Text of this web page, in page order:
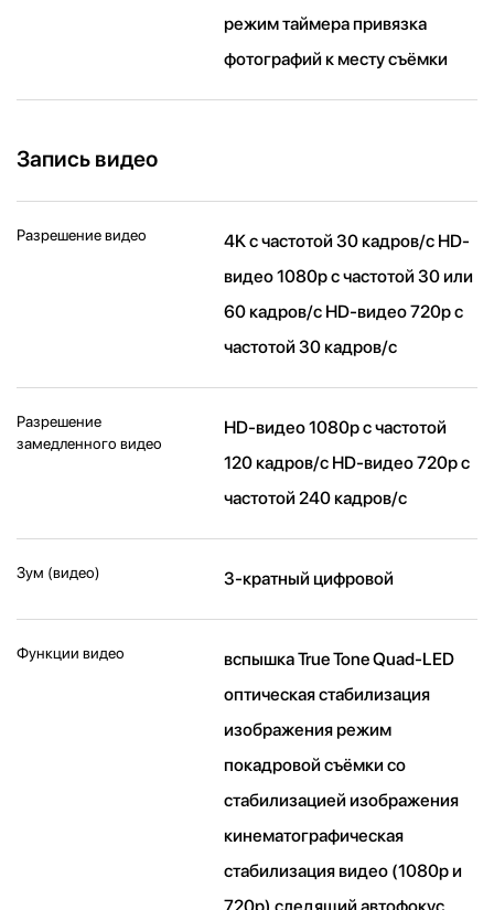
режим таймера привязка
фотографий к месту съёмки
Запись видео
Разрешение видео
4K с частотой 30 кадров/ с HD-
видео 1080p с частотой 30 или
60 кадров/ с HD-видео 720p с
частотой 30 кадров/ с
Разрешение
замедленного видео
HD-видео 1080р c частотой
120 кадров/ с HD-видео 720р c
частотой 240 кадров/ с
Зум (видео) 3-кратный цифровой
Функции видео
вспышка True Tone Quad-LED
оптическая стабилизация
изображения режим
покадровой съёмки со
стабилизацией изображения
кинематографическая
стабилизация видео (1080p и
720p) следящий автофокус